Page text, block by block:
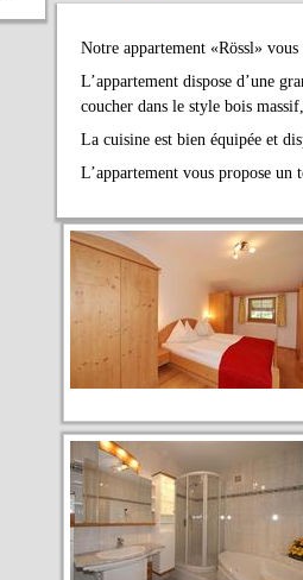
Notre appartement «Rössl»
L’appartement dispose d’une
coucher dans le style bois
La cuisine est bien équipée et
L’appartement vous propose un